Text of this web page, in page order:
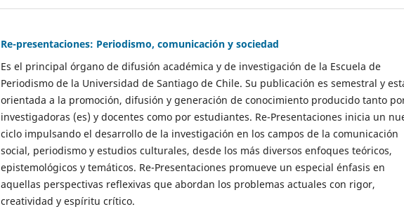
Re-presentaciones: Periodismo, comunicación y sociedad
Es el principal órgano de difusión académica y de investigación de la Escuela de
Periodismo de la Universidad de Santiago de Chile. Su publicación es semestral y
orientada a la promoción, difusión y generación de conocimiento producido tanto
investigadoras (es) y docentes como por estudiantes. Re-Presentaciones inicia un
ciclo impulsando el desarrollo de la investigación en los campos de la comunicación
social, periodismo y estudios culturales, desde los más diversos enfoques teóricos,
epistemológicos y temáticos. Re-Presentaciones promueve un especial énfasis en
aquellas perspectivas reflexivas que abordan los problemas actuales con rigor,
creatividad y espíritu crítico.